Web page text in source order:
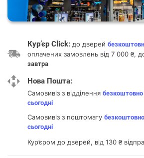
Кур’єр Click: до дверей
оплачених замовлень від 7 000 ₴,
завтра
Нова Пошта:
Самовивіз з відділення безкоштовно
сьогодні
Самовивіз з поштомату безкоштовно
сьогодні
Кур’єром до дверей, від 130 ₴